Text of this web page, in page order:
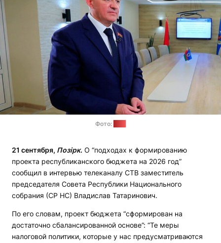
Фото:
21 сентября, Позірк. О “подходах к формированию
проекта республиканского бюджета на 2026 год”
сообщил в интервью телеканалу СТВ заместитель
председателя Совета Республики Национального
собрания (СР НС) Владислав Татаринович.
По его словам, проект бюджета “сформирован на
достаточно сбалансированной основе”: “Те меры
налоговой политики, которые у нас предусматриваются